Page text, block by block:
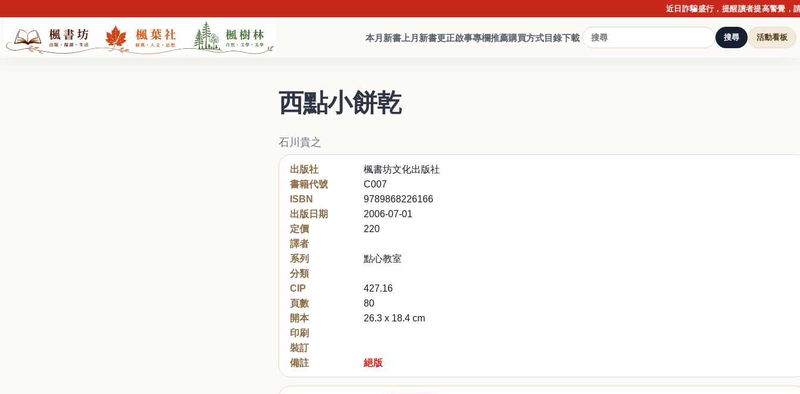
近日詐騙盛行，提醒讀者提高警覺，請勿
本月新書 上月新書更正啟事專欄推薦購買方式目錄下載 搜尋 活動看板
西點小餅乾
石川貴之
出版社
楓書坊文化出版社
書籍代號
C007
ISBN
9789868226166
出版日期
2006-07-01
定價
220
譯者
系列
點心教室
分類
CIP
427.16
頁數
80
開本
26.3 x 18.4 cm
印刷
裝訂
備註
絕版